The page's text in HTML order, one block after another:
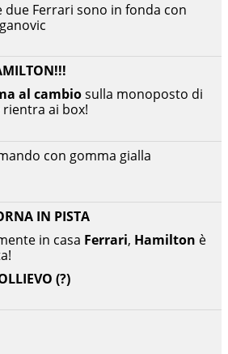
IN PISTA
in casa Ferrari, Hamilton è
(?)
con gomma gialla
al cambiosulla monoposto di
rientra ai box!
due Ferrari sono in fonda con